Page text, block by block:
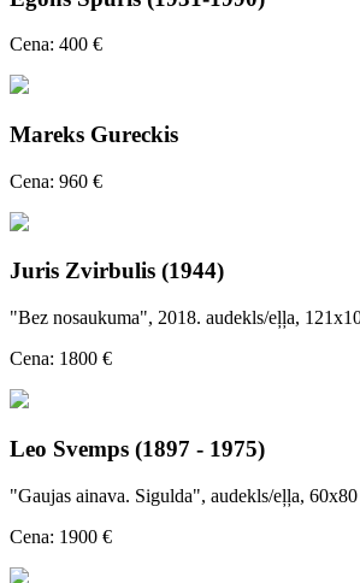
Cena: 400 €
Mareks Gureckis
Cena: 960 €
Juris Zvirbulis (1944)
"Bez nosaukuma", 2018. audekls/eļļa,
Cena: 1800 €
Leo Svemps (1897 - 1975)
"Gaujas ainava. Sigulda", audekls/eļļa,
Cena: 1900 €